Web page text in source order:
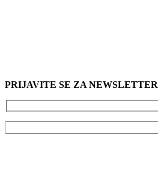
PRIJAVITE SE ZA NEWSLETTER